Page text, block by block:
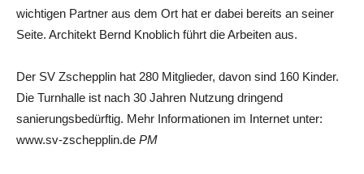
wichtigen Partner aus dem Ort hat er dabei bereits an seiner
Seite. Architekt Bernd Knoblich führt die Arbeiten aus.
Der SV Zschepplin hat 280 Mitglieder, davon sind 160 Kinder.
Die Turnhalle ist nach 30 Jahren Nutzung dringend
sanierungsbedürftig. Mehr Informationen im Internet unter:
www.sv-zschepplin.de PM